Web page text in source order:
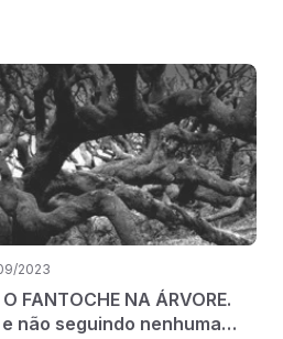
2023
FANTOCHE NA ÁRVORE.
não seguindo nenhuma